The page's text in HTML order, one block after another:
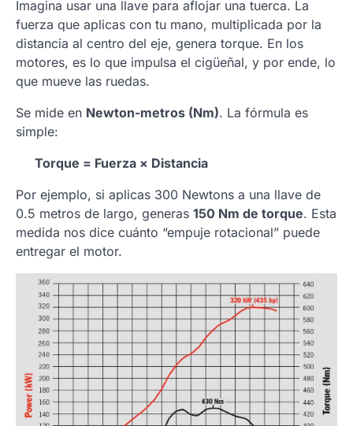
Imagina usar una llave para aflojar una tuerca. La
fuerza que aplicas con tu mano, multiplicada por la
distancia al centro del eje, genera torque. En los
motores, es lo que impulsa el cigüeñal, y por ende, lo
que mueve las ruedas.
Se mide en Newton-metros (Nm). La fórmula es
simple:
Torque = Fuerza × Distancia
Por ejemplo, si aplicas 300 Newtons a una llave de
0.5 metros de largo, generas 150 Nm de torque. Esta
medida nos dice cuánto “empuje rotacional” puede
entregar el motor.